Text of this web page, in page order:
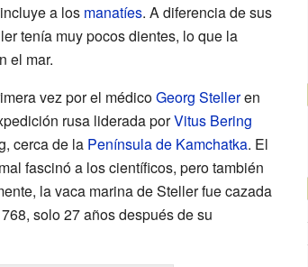
a los manatíes. A diferencia de sus
tenía muy pocos dientes, lo que la
el mar.
vez por el médicoGeorg Stelleren
rusa liderada porVitus Bering
cerca de la Península de Kamchatka. El
fascinó a los científicos, pero también
la vaca marina de Steller fue cazada
solo 27 años después de su